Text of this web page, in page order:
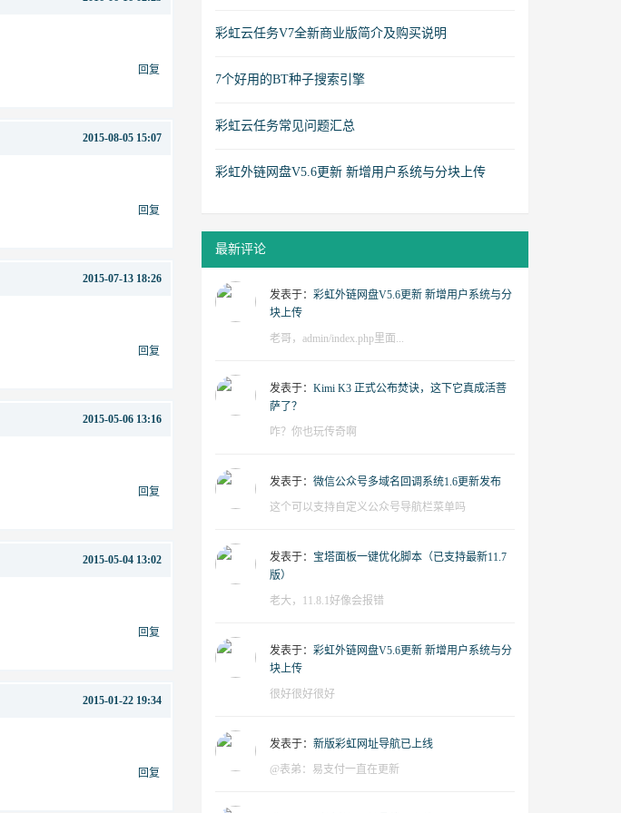
回复
2015-08-05 15:07
回复
2015-07-13 18:26
回复
2015-05-06 13:16
回复
2015-05-04 13:02
回复
2015-01-22 19:34
回复
彩虹云任务V7全新商业版简介及购买说明
7个好用的BT种子搜索引擎
彩虹云任务常见问题汇总
彩虹外链网盘V5.6更新 新增用户系统与分块上传
最新评论
发表于： 彩虹外链网盘V5.6更新 新增用户系统与分
块上传
老哥，admin/index.php里面...
发表于： Kimi K3 正式公布焚诀，这下它真成活菩
萨了？
咋？你也玩传奇啊
发表于： 微信公众号多域名回调系统1.6更新发布
这个可以支持自定义公众号导航栏菜单吗
发表于： 宝塔面板一键优化脚本（已支持最新11.7
版）
老大，11.8.1好像会报错
发表于： 彩虹外链网盘V5.6更新 新增用户系统与分
块上传
很好很好很好
发表于： 新版彩虹网址导航已上线
@表弟：易支付一直在更新